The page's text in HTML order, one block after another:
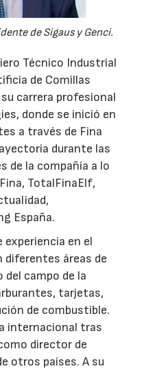
de Sigaus y Genci.
Técnico Industrial
de Comillas
carrera profesional
donde se inició en
a través de Fina
durante las
de la compañía a lo
TotalFinaElf,
España.
experiencia en el
diferentes áreas de
campo de la
tarjetas,
de combustible.
internacional tras
director de
otros países. A su